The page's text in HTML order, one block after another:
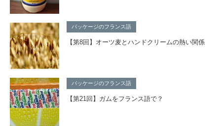
パッケージのフランス語
【第8回】オーツ麦とハンドクリームの熱い関係
パッケージのフランス語
【第21回】ガムをフランス語で？